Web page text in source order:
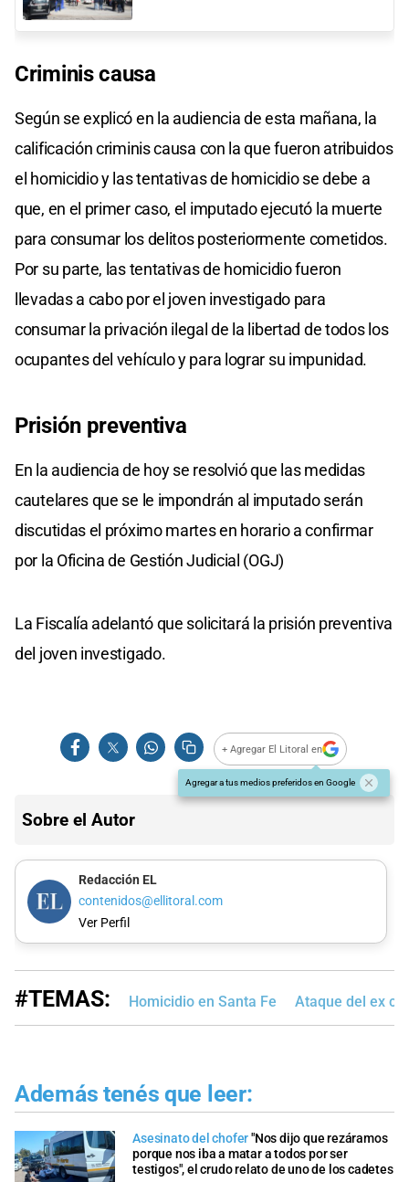
Criminis causa
Según se explicó en la audiencia de esta mañana, la
calificación criminis causa con la que fueron atribuidos
el homicidio y las tentativas de homicidio se debe a
que, en el primer caso, el imputado ejecutó la muerte
para consumar los delitos posteriormente cometidos.
Por su parte, las tentativas de homicidio fueron
llevadas a cabo por el joven investigado para
consumar la privación ilegal de la libertad de todos los
ocupantes del vehículo y para lograr su impunidad.
Prisión preventiva
En la audiencia de hoy se resolvió que las medidas
cautelares que se le impondrán al imputado serán
discutidas el próximo martes en horario a confirmar
por la Oficina de Gestión Judicial (OGJ)
La Fiscalía adelantó que solicitará la prisión preventiva
del joven investigado.
+ Agregar El Litoral en
Agregar a tus medios preferidos en Google
Sobre el Autor
Redacción EL
contenidos@ellitoral.com
Ver Perfil
#TEMAS: Homicidio en Santa Fe Ataque del ex
Además tenés que leer:
Asesinato del chofer"Nos dijo que rezáramos
porque nos iba a matar a todos por ser
testigos", el crudo relato de uno de los cadetes